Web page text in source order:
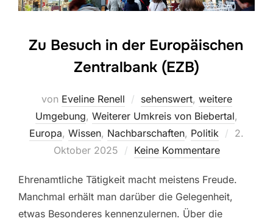
Zu Besuch in der Europäischen
Zentralbank (EZB)
von Eveline Renell sehenswert, weitere
Umgebung, Weiterer Umkreis von Biebertal,
Europa, Wissen, Nachbarschaften, Politik
2.
Oktober 2025
Keine Kommentare
Ehrenamtliche Tätigkeit macht meistens Freude.
Manchmal erhält man darüber die Gelegenheit,
etwas Besonderes kennenzulernen. Über die